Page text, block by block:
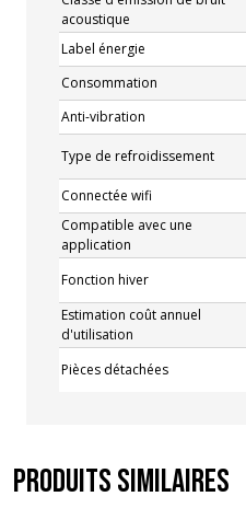
acoustique
Label énergie
Consommation
Anti-vibration
Type de refroidissement
Connectée wifi
Compatible avec une
application
Fonction hiver
Estimation coût annuel
d'utilisation
Pièces détachées
Produits similaires